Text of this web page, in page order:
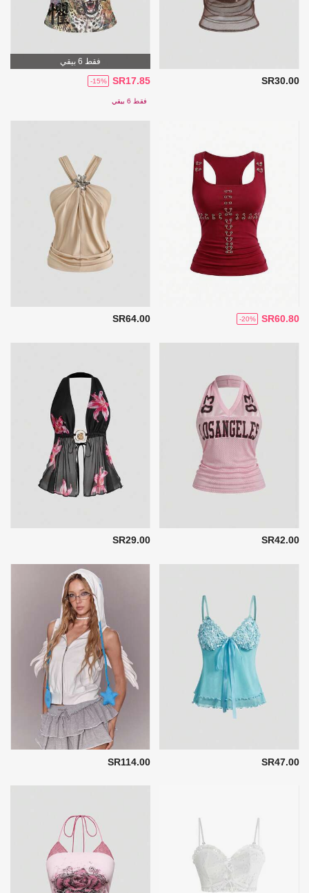
SR30.00
فقط 6 بيقي
SR17.85
-15%
فقط 6 بيقي
SR60.80
-20%
SR64.00
SR42.00
SR29.00
SR47.00
SR114.00